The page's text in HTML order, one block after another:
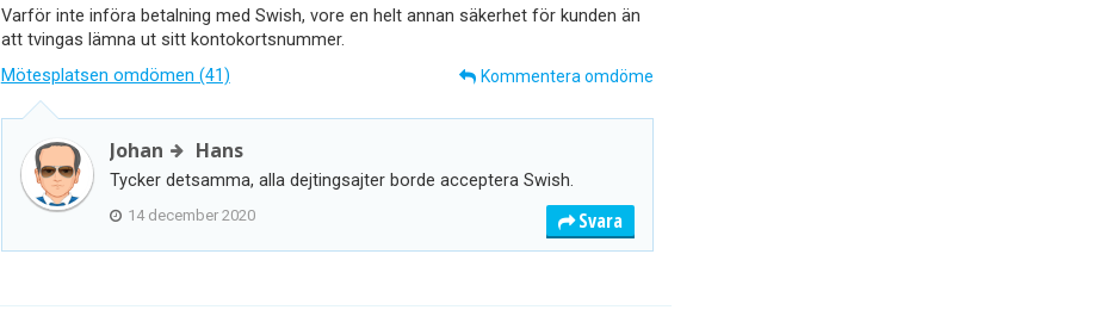
Varför inte införa betalning med Swish, vore en helt annan säkerhet för kunden än
att tvingas lämna ut sitt kontokortsnummer.
Mötesplatsen omdömen (41)
Kommentera omdöme
Johan Hans
Tycker detsamma, alla dejtingsajter borde acceptera Swish.
14 december 2020 Svara